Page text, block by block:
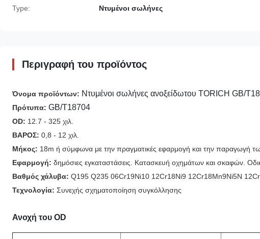
Type: Ντυμένοι σωλήνες
Περιγραφή του προϊόντος
Όνομα προϊόντων: Ντυμένοι σωλήνες ανοξείδωτου TORICH GB/
Πρότυπα: GB/T18704
OD: 12.7 - 325 χιλ.
ΒΑΡΟΣ: 0,8 - 12 χιλ.
Μήκος: 18m ή σύμφωνα με την πραγματικές εφαρμογή και την παραγωγή
Εφαρμογή: δημόσιες εγκαταστάσεις. Κατασκευή οχημάτων και σκαφών .
Βαθμός χάλυβα: Q195 Q235 06Cr19Ni10 12Cr18Ni9 12Cr18Mn9Ni5N
Τεχνολογία: Συνεχής σχηματοποίηση συγκόλλησης
Ανοχή του OD